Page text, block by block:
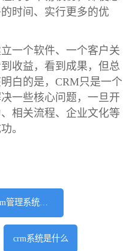
时间、实行更多的优
一个软件、一个客户关
收益，看到成果，但总
白的是，CRM只是一个
一些核心问题，一旦开
相关流程、企业文化等
。
crm管理系统软件
crm系统是什么